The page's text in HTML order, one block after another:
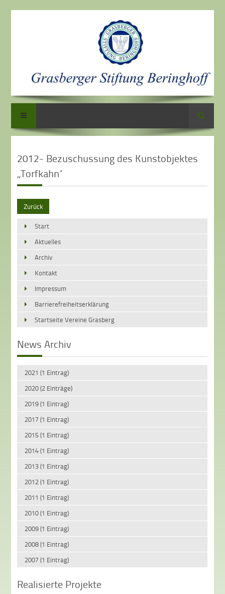
Suche
2012- Bezuschussung des Kunstobjektes
„Torfkahn“
Zurück
Start
Aktuelles
Archiv
Kontakt
Impressum
Barrierefreiheitserklärung
Startseite Vereine Grasberg
News Archiv
2021 (1 Eintrag)
2020 (2 Einträge)
2019 (1 Eintrag)
2017 (1 Eintrag)
2015 (1 Eintrag)
2014 (1 Eintrag)
2013 (1 Eintrag)
2012 (1 Eintrag)
2011 (1 Eintrag)
2010 (1 Eintrag)
2009 (1 Eintrag)
2008 (1 Eintrag)
2007 (1 Eintrag)
Realisierte Projekte